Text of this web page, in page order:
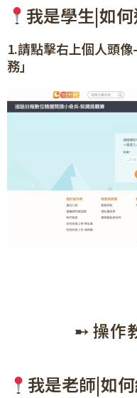
我是學生|如
1.請點擊右上個人頭
務」
➸ 操作
我是老師|如